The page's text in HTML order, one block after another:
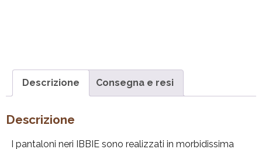
Descrizione Consegna e resi
Descrizione
I pantaloni neri IBBIE sono realizzati in morbidissima